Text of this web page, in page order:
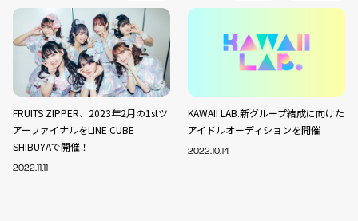
FRUITS ZIPPER、2023年2月の1stツ
アーファイナルをLINE CUBE
SHIBUYAで開催！
2022.11.11
KAWAII LAB.新グループ結成に向けた
アイドルオーディションを開催
2022.10.14